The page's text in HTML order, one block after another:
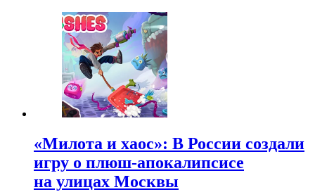
«Милота и хаос»: В России создали
игру о плюш-апокалипсисе
на улицах Москвы